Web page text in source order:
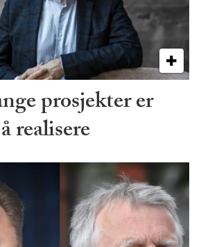
prosjekter er
realisere